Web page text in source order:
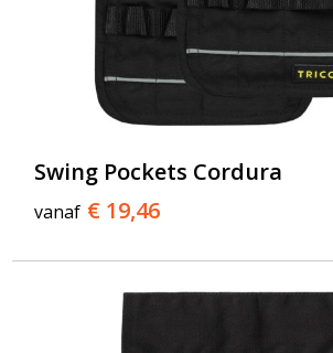
Swing Pockets Cordura
vanaf € 19,46